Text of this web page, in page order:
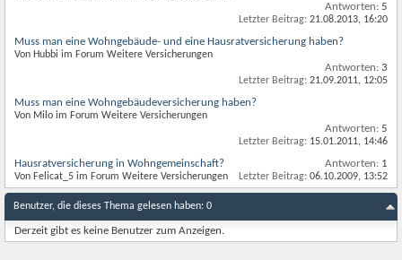
Antworten: 5
Letzter Beitrag: 21.08.2013, 16:20
Muss man eine Wohngebäude- und eine Hausratversicherung haben?
Von Hubbi im Forum Weitere Versicherungen
Antworten: 3
Letzter Beitrag: 21.09.2011, 12:05
Muss man eine Wohngebäudeversicherung haben?
Von Milo im Forum Weitere Versicherungen
Antworten: 5
Letzter Beitrag: 15.01.2011, 14:46
Hausratversicherung in Wohngemeinschaft?
Von Felicat_5 im Forum Weitere Versicherungen
Antworten: 1
Letzter Beitrag: 06.10.2009, 13:52
Benutzer, die dieses Thema gelesen haben: 0
Derzeit gibt es keine Benutzer zum Anzeigen.